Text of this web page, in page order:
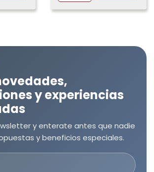
y experiencias
y enterate antes que nadie
y beneficios especiales.